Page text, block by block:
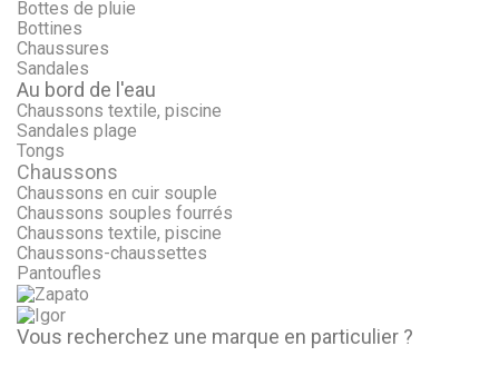
Bottes de pluie
Bottines
Chaussures
Sandales
Au bord de l'eau
Chaussons textile, piscine
Sandales plage
Tongs
Chaussons
Chaussons en cuir souple
Chaussons souples fourrés
Chaussons textile, piscine
Chaussons-chaussettes
Pantoufles
Vous recherchez une marque en particulier ?